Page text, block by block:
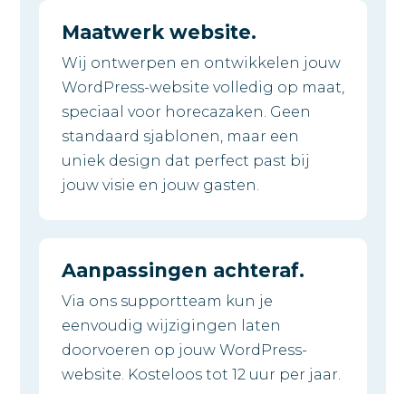
Maatwerk website.
Wij ontwerpen en ontwikkelen jouw
WordPress-website volledig op maat,
speciaal voor horecazaken. Geen
standaard sjablonen, maar een
uniek design dat perfect past bij
jouw visie en jouw gasten.
Aanpassingen achteraf.
Via ons supportteam kun je
eenvoudig wijzigingen laten
doorvoeren op jouw WordPress-
website. Kosteloos tot 12 uur per jaar.